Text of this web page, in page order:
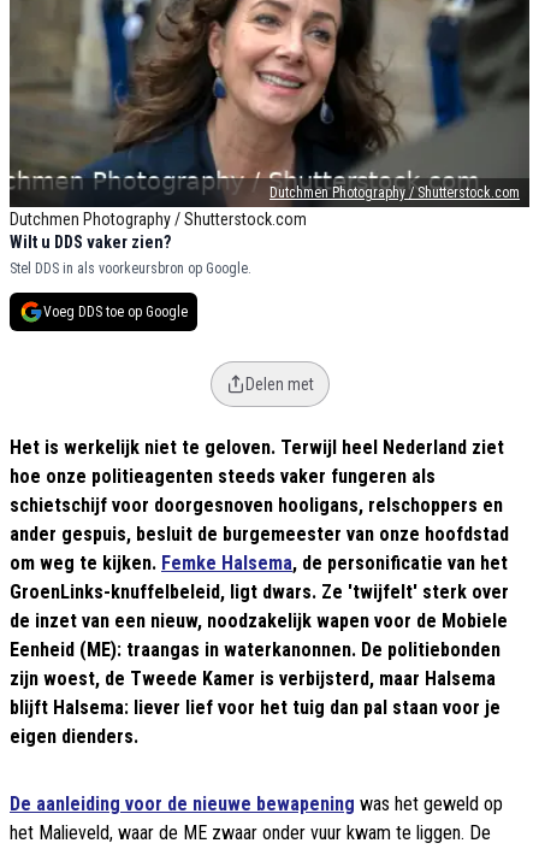
Dutchmen Photography / Shutterstock.com
Dutchmen Photography / Shutterstock.com
Wilt u DDS vaker zien?
Stel DDS in als voorkeursbron op Google.
Voeg DDS toe op Google
Delen met
Het is werkelijk niet te geloven. Terwijl heel Nederland ziet
hoe onze politieagenten steeds vaker fungeren als
schietschijf voor doorgesnoven hooligans, relschoppers en
ander gespuis, besluit de burgemeester van onze hoofdstad
om weg te kijken. Femke Halsema, de personificatie van het
GroenLinks-knuffelbeleid, ligt dwars. Ze 'twijfelt' sterk over
de inzet van een nieuw, noodzakelijk wapen voor de Mobiele
Eenheid (ME): traangas in waterkanonnen. De politiebonden
zijn woest, de Tweede Kamer is verbijsterd, maar Halsema
blijft Halsema: liever lief voor het tuig dan pal staan voor je
eigen dienders.
De aanleiding voor de nieuwe bewapening was het geweld op
het Malieveld, waar de ME zwaar onder vuur kwam te liggen. De